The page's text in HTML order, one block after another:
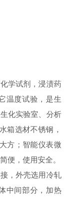
学试剂，浸渍药
温度试验，是生
化实验室、分析
箱选材不锈钢，
方；智能仪表微
便，使用安全。
，外壳选用冷轧
中间部分，加热